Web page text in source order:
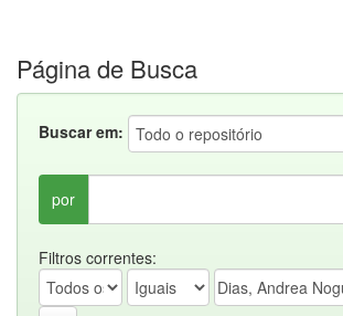
Página de Busca
Buscar em:
por
Filtros correntes: